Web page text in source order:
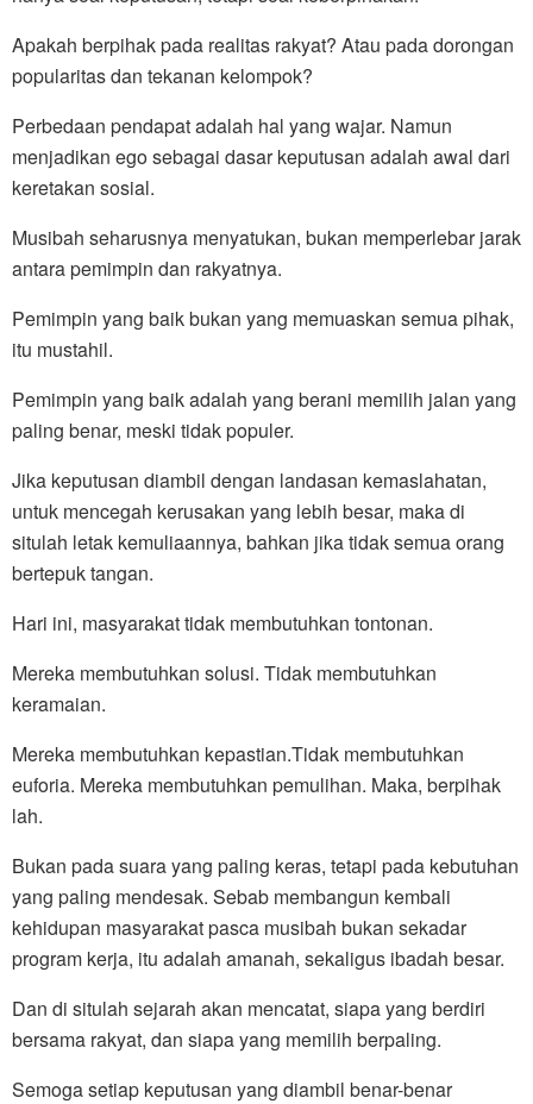
Apakah berpihak pada realitas rakyat? Atau pada dorongan
popularitas dan tekanan kelompok?
Perbedaan pendapat adalah hal yang wajar. Namun
menjadikan ego sebagai dasar keputusan adalah awal dari
keretakan sosial.
Musibah seharusnya menyatukan, bukan memperlebar jarak
antara pemimpin dan rakyatnya.
Pemimpin yang baik bukan yang memuaskan semua pihak,
itu mustahil.
Pemimpin yang baik adalah yang berani memilih jalan yang
paling benar, meski tidak populer.
Jika keputusan diambil dengan landasan kemaslahatan,
untuk mencegah kerusakan yang lebih besar, maka di
situlah letak kemuliaannya, bahkan jika tidak semua orang
bertepuk tangan.
Hari ini, masyarakat tidak membutuhkan tontonan.
Mereka membutuhkan solusi. Tidak membutuhkan
keramaian.
Mereka membutuhkan kepastian.Tidak membutuhkan
euforia. Mereka membutuhkan pemulihan. Maka, berpihak
lah.
Bukan pada suara yang paling keras, tetapi pada kebutuhan
yang paling mendesak. Sebab membangun kembali
kehidupan masyarakat pasca musibah bukan sekadar
program kerja, itu adalah amanah, sekaligus ibadah besar.
Dan di situlah sejarah akan mencatat, siapa yang berdiri
bersama rakyat, dan siapa yang memilih berpaling.
Semoga setiap keputusan yang diambil benar-benar